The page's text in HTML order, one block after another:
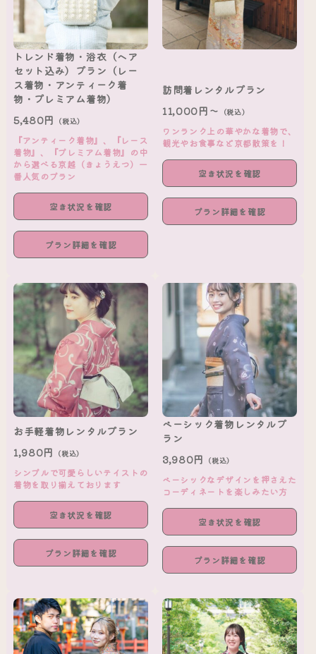
トレンド着物・浴衣（ヘア
セット込み）プラン（レー
ス着物・アンティーク着
物・プレミアム着物）
5,480円 （税込）
『アンティーク着物』、『レース
着物』、『プレミアム着物』の中
から選べる京越（きょうえつ）一
番人気のプラン
空き状況を確認
プラン詳細を確認
訪問着レンタルプラン
11,000円～ （税込）
ワンランク上の華やかな着物で、
観光やお食事など京都散策を！
空き状況を確認
プラン詳細を確認
お手軽着物レンタルプラン
1,980円 （税込）
シンプルで可愛らしいテイストの
着物を取り揃えております
空き状況を確認
プラン詳細を確認
ベーシック着物レンタルプ
ラン
3,980円 （税込）
ベーシックなデザインを押さえた
コーディネートを楽しみたい方
空き状況を確認
プラン詳細を確認